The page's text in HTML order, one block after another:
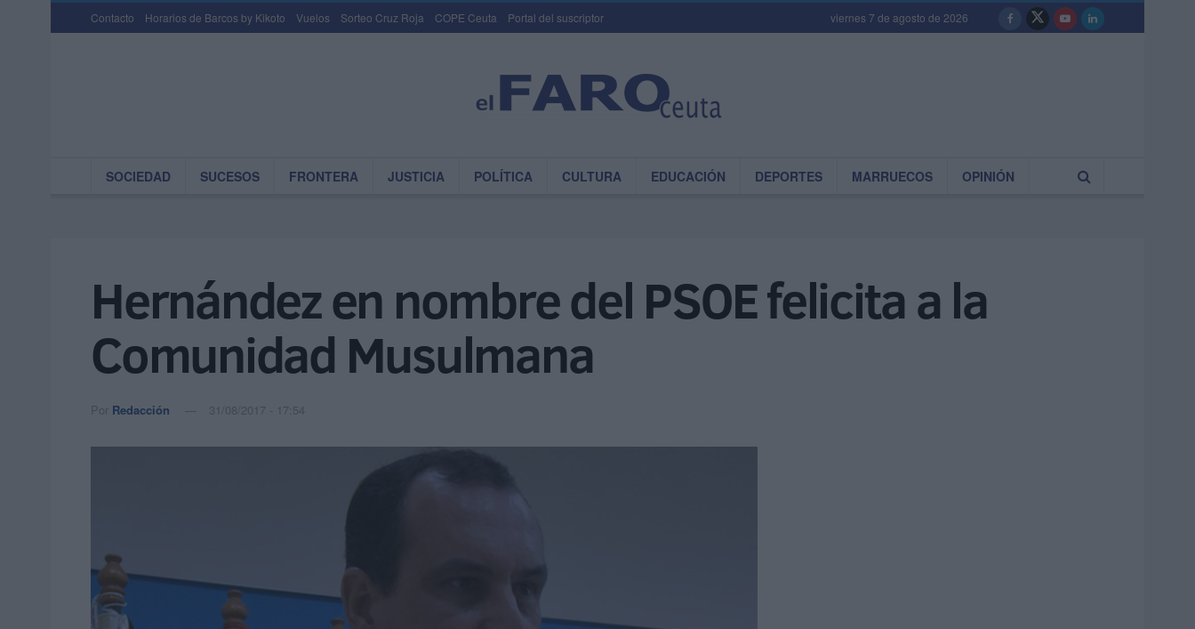
Contacto Horarios de Barcos by Kikoto Vuelos Sorteo Cruz Roja COPE Ceuta Portal del suscriptor viernes 7 de agosto de 2026
SOCIEDAD SUCESOS FRONTERA JUSTICIA POLÍTICA CULTURA EDUCACIÓN DEPORTES MARRUECOS OPINIÓN
Hernández en nombre del PSOE felicita a la
Comunidad Musulmana
Por Redacción 31/08/2017 - 17:54